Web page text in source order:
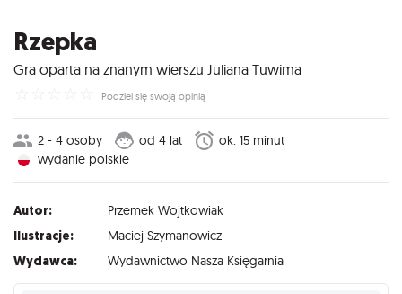
Rzepka
Gra oparta na znanym wierszu Juliana Tuwima
Podziel się swoją opinią
2 - 4 osoby od 4 lat
ok. 15 minut
wydanie polskie
Autor: Przemek Wojtkowiak
Ilustracje: Maciej Szymanowicz
Wydawca: Wydawnictwo Nasza Księgarnia